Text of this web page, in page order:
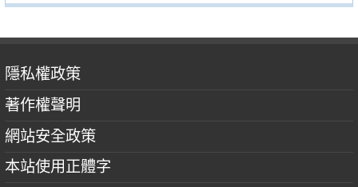
隱私權政策
著作權聲明
網站安全政策
本站使用正體字